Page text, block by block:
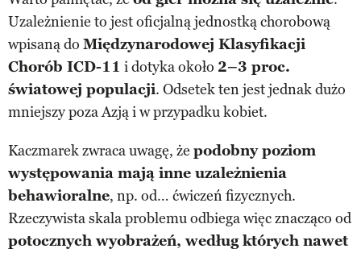
Uzależnienie to jest oficjalną jednostką chorobową
wpisaną do Międzynarodowej Klasyfikacji
Chorób ICD-11 i dotyka około 2–3 proc.
światowej populacji. Odsetek ten jest jednak dużo
mniejszy poza Azją i w przypadku kobiet.
Kaczmarek zwraca uwagę, że podobny poziom
występowania mają inne uzależnienia
behawioralne, np. od… ćwiczeń fizycznych.
Rzeczywista skala problemu odbiega więc znacząco od
potocznych wyobrażeń, według których nawet